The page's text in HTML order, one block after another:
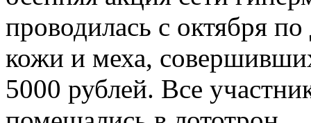
проводилась с октября
кожи и меха,
5000 рублей. Все